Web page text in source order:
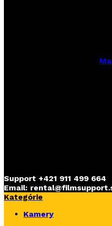
Support +421 911 499 664
Email:
Kategórie
Kamery